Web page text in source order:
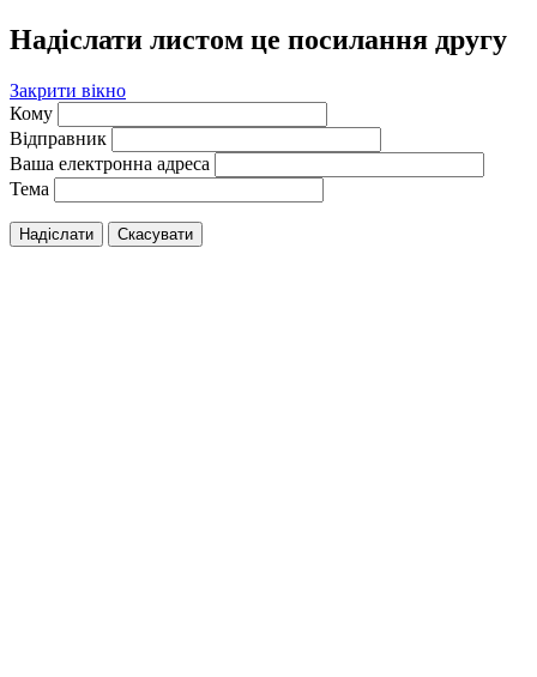
Надіслати листом це посилання другу
Закрити вікно
Кому
Відправник
Ваша електронна адреса
Тема
Надіслати Скасувати